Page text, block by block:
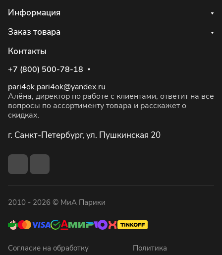
Информация
Заказ товара
Контакты
+7 (800) 500-78-18
pari4ok.pari4ok@yandex.ru
Алёна, директор по работе с клиентами, ответит на все
вопросы по ассортименту товара и расскажет о
скидках.
г. Санкт-Петербург, ул. Пушкинская 20
2010 - 2026 © МиА Парики
Согласие на обработку
Политика